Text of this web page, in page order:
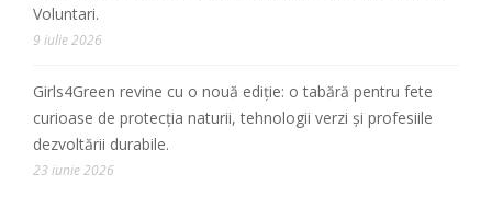
Voluntari.
9 iulie 2026
Girls4Green revine cu o nouă ediție: o tabără pentru fete
curioase de protecția naturii, tehnologii verzi și profesiile
dezvoltării durabile.
23 iunie 2026